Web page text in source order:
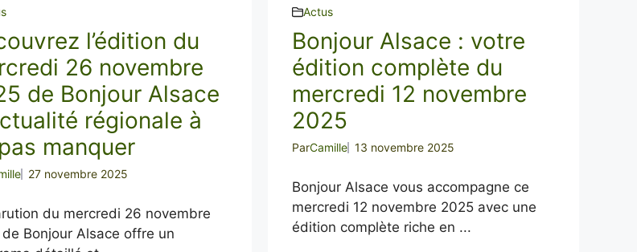
l’édition du
26 novembre
de Bonjour Alsace
régionale à
manquer
27 novembre 2025
du mercredi 26 novembre
Bonjour Alsace offre un
Actus
Bonjour Alsace : votre
édition complète du
mercredi 12 novembre
2025
ParCamille 13 novembre 2025
Bonjour Alsace vous accompagne ce
mercredi 12 novembre 2025 avec une
édition complète riche en ...